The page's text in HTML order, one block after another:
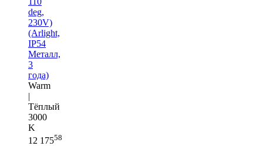
deg,
230V)
(Arlight,
IP54
Металл,
3
года)
Warm
|
Тёплый
3000
K
12 17558